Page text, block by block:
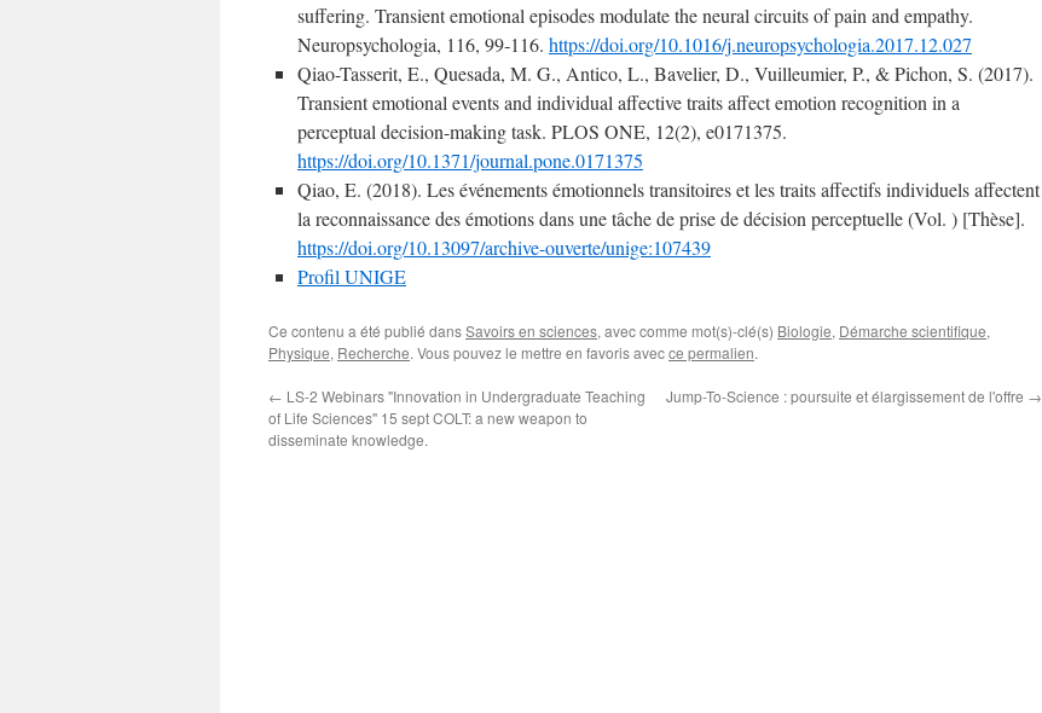
suffering. Transient emotional episodes modulate the neural circuits of pain and empathy.
Neuropsychologia, 116, 99‑116. https://doi.org/10.1016/j.neuropsychologia.2017.12.027
Qiao-Tasserit, E., Quesada, M. G., Antico, L., Bavelier, D., Vuilleumier, P., & Pichon, S. (2017).
Transient emotional events and individual affective traits affect emotion recognition in a
perceptual decision-making task. PLOS ONE, 12(2), e0171375.
https://doi.org/10.1371/journal.pone.0171375
Qiao, E. (2018). Les événements émotionnels transitoires et les traits affectifs individuels affectent
la reconnaissance des émotions dans une tâche de prise de décision perceptuelle (Vol. ) [Thèse].
https://doi.org/10.13097/archive-ouverte/unige:107439
Profil UNIGE
Ce contenu a été publié dansSavoirs en sciences, avec comme mot(s)-clé(s) Biologie, Démarche scientifique,
Physique, Recherche. Vous pouvez le mettre en favoris avecce permalien.
← LS-2 Webinars "Innovation in Undergraduate Teaching
of Life Sciences" 15 sept COLT: a new weapon to
disseminate knowledge.
Jump-To-Science : poursuite et élargissement de l'offre →